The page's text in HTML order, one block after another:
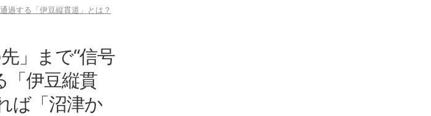
過する「伊豆縦貫道」とは？
」まで“信号
「伊豆縦貫
ば「沼津か